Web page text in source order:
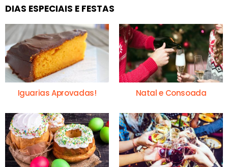
DIAS ESPECIAIS E FESTAS
Iguarias Aprovadas! Natal e Consoada